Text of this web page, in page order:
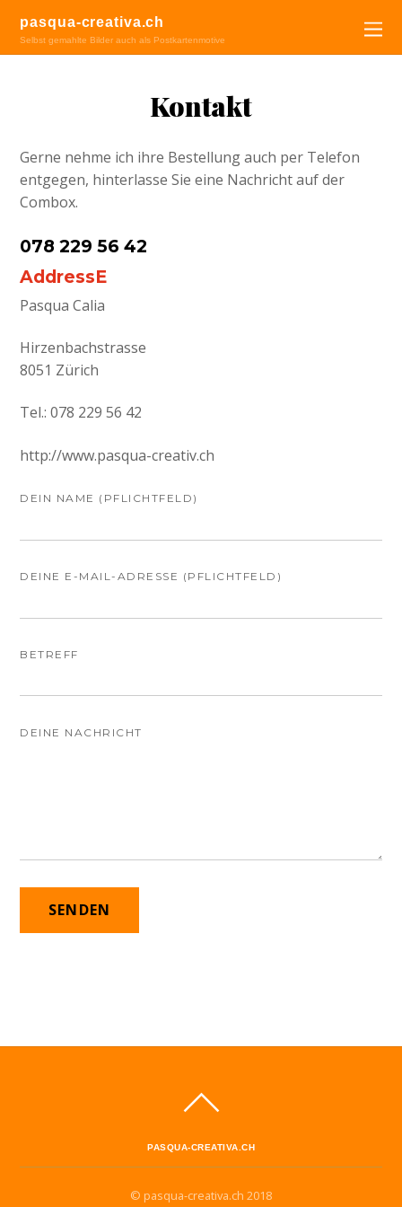
pasqua-creativa.ch
Selbst gemahlte Bilder auch als Postkartenmotive
Kontakt
Gerne nehme ich ihre Bestellung auch per Telefon
entgegen, hinterlasse Sie eine Nachricht auf der
Combox.
078 229 56 42
AddressE
Pasqua Calia
Hirzenbachstrasse
8051 Zürich
Tel.: 078 229 56 42
http://www.pasqua-creativ.ch
DEIN NAME (PFLICHTFELD)
DEINE E-MAIL-ADRESSE (PFLICHTFELD)
BETREFF
DEINE NACHRICHT
PASQUA-CREATIVA.CH
© pasqua-creativa.ch 2018